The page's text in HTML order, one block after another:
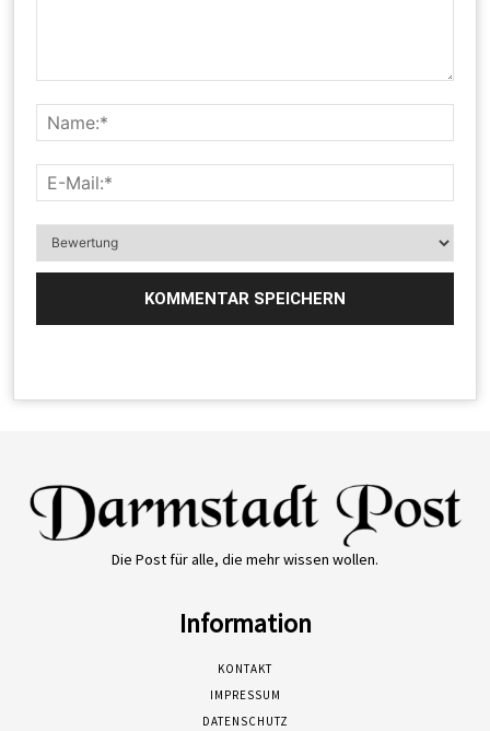
Die Post für alle, die mehr wissen wollen.
Information
KONTAKT
IMPRESSUM
DATENSCHUTZ